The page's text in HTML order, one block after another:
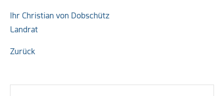
Ihr Christian von Dobschütz
Landrat
Zurück